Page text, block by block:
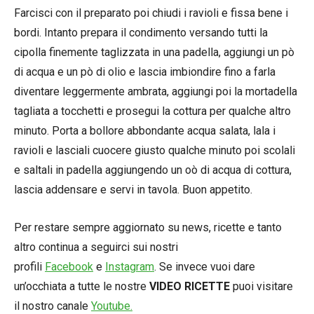
Farcisci con il preparato poi chiudi i ravioli e fissa bene i
bordi. Intanto prepara il condimento versando tutti la
cipolla finemente taglizzata in una padella, aggiungi un pò
di acqua e un pò di olio e lascia imbiondire fino a farla
diventare leggermente ambrata, aggiungi poi la mortadella
tagliata a tocchetti e prosegui la cottura per qualche altro
minuto. Porta a bollore abbondante acqua salata, lala i
ravioli e lasciali cuocere giusto qualche minuto poi scolali
e saltali in padella aggiungendo un oò di acqua di cottura,
lascia addensare e servi in tavola. Buon appetito.
Per restare sempre aggiornato su news, ricette e tanto
altro continua a seguirci sui nostri
profili Facebook e Instagram. Se invece vuoi dare
un’occhiata a tutte le nostre VIDEO RICETTE puoi visitare
il nostro canale Youtube.